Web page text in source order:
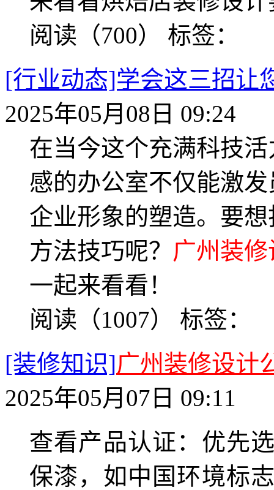
阅读（700） 标签：
[行业动态]学会这三招让
2025年05月08日 09:24
在当今这个充满科技
感的办公室不仅能激
企业形象的塑造。要
方法技巧呢？ 广州装
一起来看看！
阅读（1007） 标签：
[装修知识]广州装修设计
2025年05月07日 09:11
查看产品认证：优先
保漆，如中国环境标